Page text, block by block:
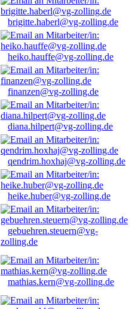
brigitte.haberl@vg-zolling.de
heiko.hauffe@vg-zolling.de
finanzen@vg-zolling.de
diana.hilpert@vg-zolling.de
qendrim.hoxhaj@vg-zolling.de
heike.huber@vg-zolling.de
gebuehren.steuern@vg-
zolling.de
mathias.kern@vg-zolling.de